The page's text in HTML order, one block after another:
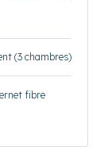
(3 chambres)
fibre